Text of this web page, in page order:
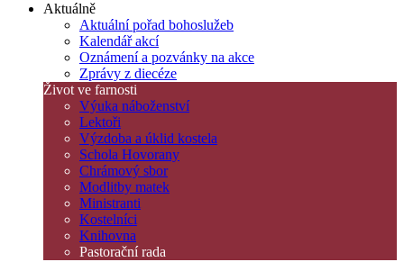
Aktuálně
Aktuální pořad bohoslužeb
Kalendář akcí
Oznámení a pozvánky na akce
Zprávy z diecéze
Život ve farnosti
Výuka náboženství
Lektoři
Výzdoba a úklid kostela
Schola Hovorany
Chrámový sbor
Modlitby matek
Ministranti
Kostelníci
Knihovna
Pastorační rada